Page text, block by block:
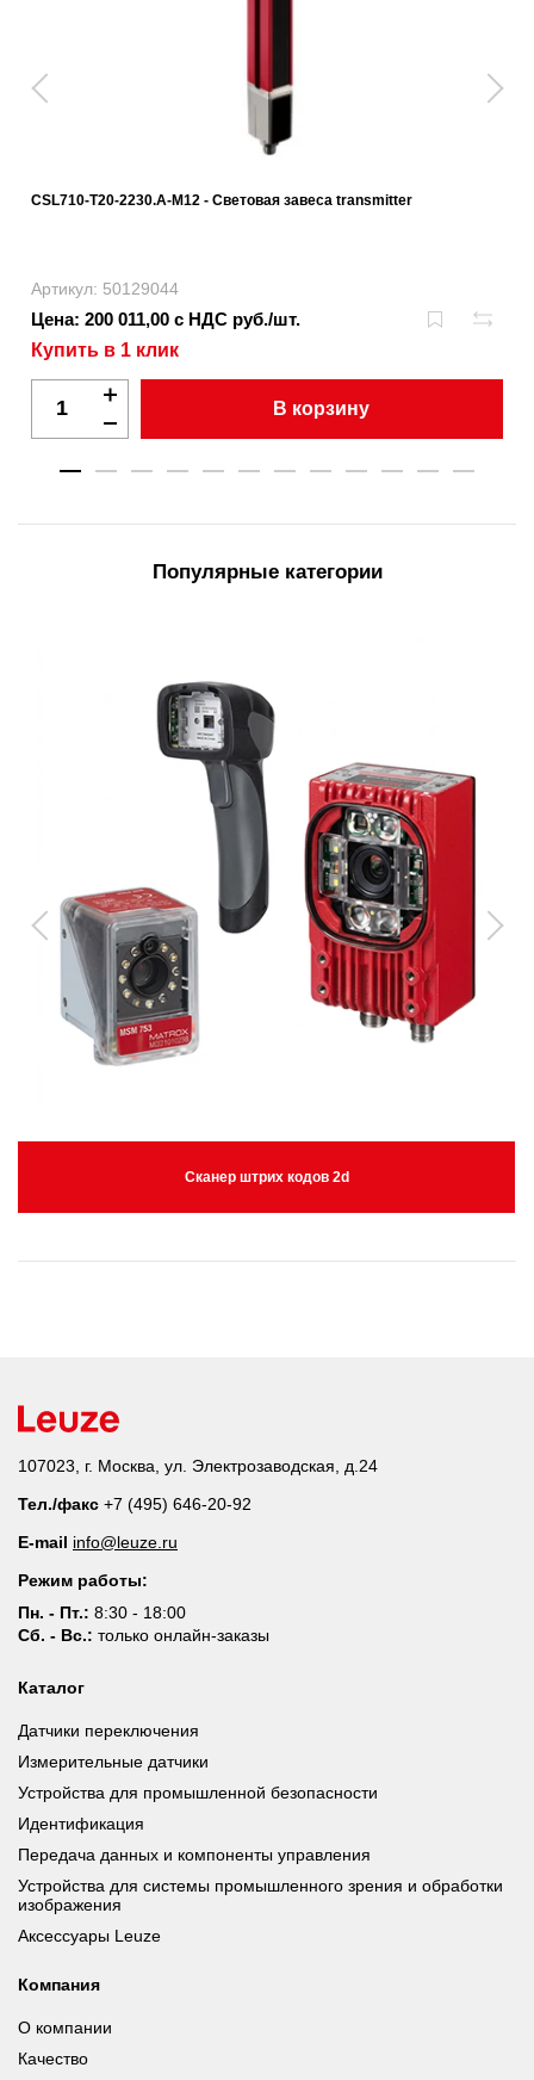
CSL710-T20-2230.A-M12 - Световая завеса transmitter
Артикул: 50129044
Цена: 200 011,00 с НДС руб./шт.
Купить в 1 клик
В корзину
Популярные категории
Сканер штрих кодов 2d
107023, г. Москва, ул. Электрозаводская, д.24
Тел./факс +7 (495) 646-20-92
E-mail info@leuze.ru
Режим работы:
Пн. - Пт.: 8:30 - 18:00
Сб. - Вс.: только онлайн-заказы
Каталог
Датчики переключения
Измерительные датчики
Устройства для промышленной безопасности
Идентификация
Передача данных и компоненты управления
Устройства для системы промышленного зрения и обработки
изображения
Аксессуары Leuze
Компания
О компании
Качество